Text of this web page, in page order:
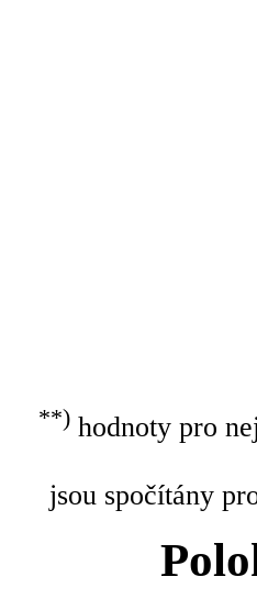
**)hodnoty pro
jsou spočítány